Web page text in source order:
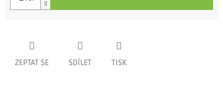
TISK
ZEPTAT SE SDÍLET